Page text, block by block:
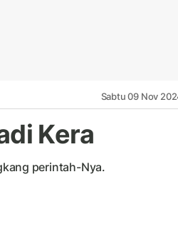
Sabtu 09 Nov
Kera
perintah-Nya.